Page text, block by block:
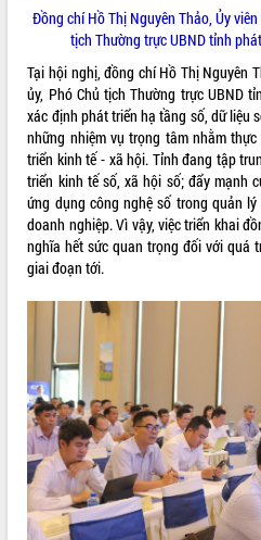
Hội thảo góp ý hồ sơ điều chỉnh quy
hoạch tỉnh Đắk Lắk thời kỳ 2021-2030,
tầm nhìn đến năm 2050
Nâng cao hiệu quả hoạt động của các
doanh nghiệp nhà nước
Hội nghị triển khai kết nối mạng
truyền số liệu chuyên dùng phục vụ cơ
quan Đảng, Nhà nước
Lễ phát động chuỗi hoạt động chung
tay làm sạch môi trường
Xã Ea Kar bước chuyển mình trong
công tác cải cách hành chính mô hình
UBND tỉnh họp báo định kỳ tháng 4
năm 2026
Hội thảo khoa học “Giải pháp thúc đẩy
phát triển nền kinh tế xanh tại tỉnh
Đắk Lắk”
Tăng cường giám sát, đôn đốc thực
hiện nhiệm vụ quản lý tài sản công
hàng tuần
Tháo gỡ những vướng mắc, đẩy mạnh
công tác cải cách thủ tục hành chính
Đồng chí Hồ Thị Nguyên Thảo, Ủy
tịch Thường trực UBND tỉnh
Tại hội nghị, đồng chí Hồ Thị Nguyên
ủy, Phó Chủ tịch Thường trực UBND
xác định phát triển hạ tầng số, dữ liệu
những nhiệm vụ trọng tâm nhằm
triển kinh tế - xã hội. Tỉnh đang tập
triển kinh tế số, xã hội số; đẩy mạnh
ứng dụng công nghệ số trong quản
doanh nghiệp. Vì vậy, việc triển khai
nghĩa hết sức quan trọng đối với quá
giai đoạn tới.